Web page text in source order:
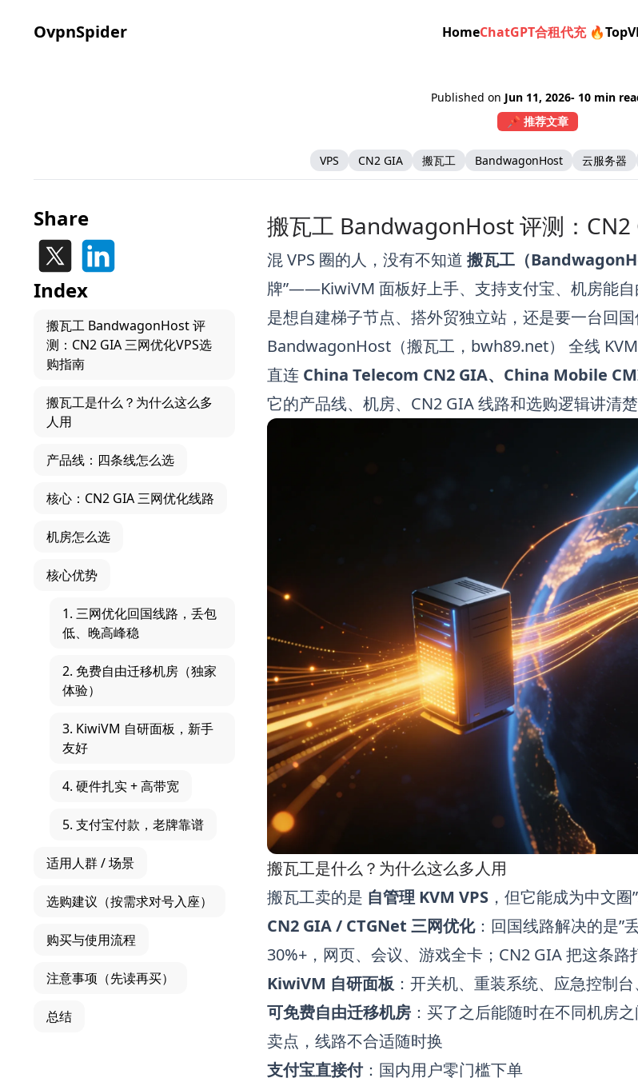
OvpnSpider HomeChatGPT合租代充 🔥
Published on Jun 11, 2026- 10 min
📌 推荐文章
VPS CN2 GIA 搬瓦工 BandwagonHost 云服务器
Share
Index
搬瓦工 BandwagonHost 评
测：CN2 GIA 三网优化VPS选
购指南
搬瓦工是什么？为什么这么多
人用
产品线：四条线怎么选
核心：CN2 GIA 三网优化线路
机房怎么选
核心优势
1. 三网优化回国线路，丢包
低、晚高峰稳
2. 免费自由迁移机房（独家
体验）
3. KiwiVM 自研面板，新手
友好
4. 硬件扎实 + 高带宽
5. 支付宝付款，老牌靠谱
适用人群 / 场景
选购建议（按需求对号入座）
购买与使用流程
注意事项（先读再买）
总结
搬瓦工 BandwagonHost 评测：CN2
混 VPS 圈的人，没有不知道 搬瓦工（
牌”——KiwiVM 面板好上手、支持支付宝、机房能
是想自建梯子节点、搭外贸独立站，还是要一台回
BandwagonHost（搬瓦工，bwh89.net）
全线
直连 China Telecom CN2 GIA、China Mobile
它的产品线、机房、CN2 GIA 线路和选购逻辑讲清楚
搬瓦工是什么？为什么这么多人用
搬瓦工卖的是 自管理 KVM VPS ，但它能成为中文
CN2 GIA / CTGNet 三网优化：回国线路解决的是”
30%+，网页、会议、游戏全卡；CN2 GIA 把这条路
KiwiVM 自研面板 ：开关机、重装系统、应急控制
可免费自由迁移机房 ：买了之后能随时在不同机房
卖点，线路不合适随时换
支付宝直接付：国内用户零门槛下单